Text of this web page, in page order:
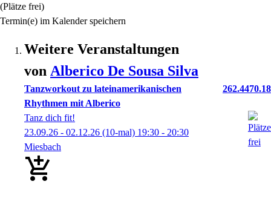
(Plätze frei)
Termin(e) im Kalender speichern
Weitere Veranstaltungen
von Alberico De Sousa Silva
Tanzworkout zu lateinamerikanischen
Rhythmen mit Alberico
262.4470.18
Tanz dich fit!
23.09.26 - 02.12.26 (10-mal) 19:30 - 20:30
Miesbach